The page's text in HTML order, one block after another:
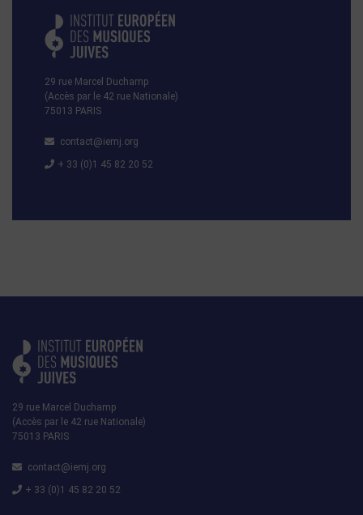
29 rue Marcel Duchamp
(Accès par le 42 rue Nationale)
75013 PARIS
contact@iemj.org
+ 33 (0)1 45 82 20 52
29 rue Marcel Duchamp
(Accès par le 42 rue Nationale)
75013 PARIS
contact@iemj.org
+ 33 (0)1 45 82 20 52